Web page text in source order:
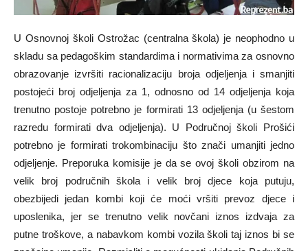
U Osnovnoj školi Ostrožac (centralna škola) je neophodno u
skladu sa pedagoškim standardima i normativima za osnovno
obrazovanje izvršiti racionalizaciju broja odjeljenja i smanjiti
postojeći broj odjeljenja za 1, odnosno od 14 odjeljenja koja
trenutno postoje potrebno je formirati 13 odjeljenja (u šestom
razredu formirati dva odjeljenja). U Područnoj školi Prošići
potrebno je formirati trokombinaciju što znači umanjiti jedno
odjeljenje. Preporuka komisije je da se ovoj školi obzirom na
velik broj područnih škola i velik broj djece koja putuju,
obezbijedi jedan kombi koji će moći vršiti prevoz djece i
uposlenika, jer se trenutno velik novčani iznos izdvaja za
putne troškove, a nabavkom kombi vozila školi taj iznos bi se